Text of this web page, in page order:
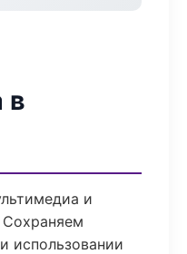
в
и
использовании